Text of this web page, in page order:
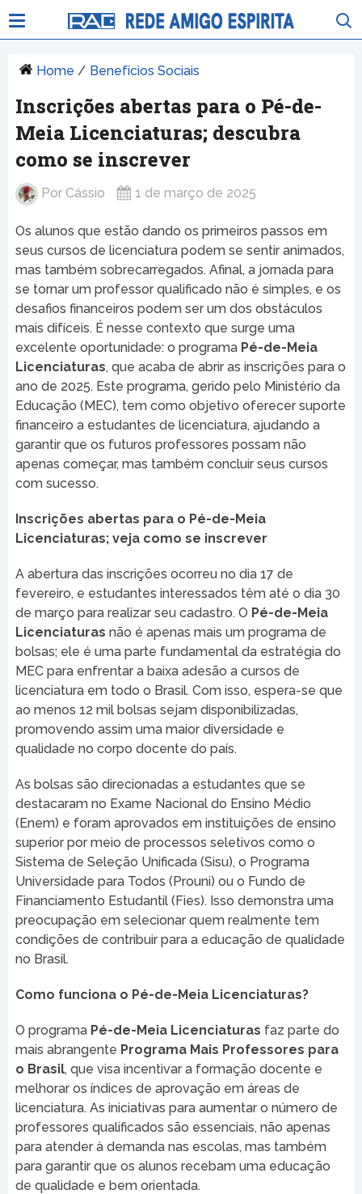
Home / Benefícios Sociais
Inscrições abertas para o Pé-de-
Meia Licenciaturas; descubra
como se inscrever
Por Cássio 1 de março de 2025
Os alunos que estão dando os primeiros passos em
seus cursos de licenciatura podem se sentir animados,
mas também sobrecarregados. Afinal, a jornada para
se tornar um professor qualificado não é simples, e os
desafios financeiros podem ser um dos obstáculos
mais difíceis. É nesse contexto que surge uma
excelente oportunidade: o programa Pé-de-Meia
Licenciaturas, que acaba de abrir as inscrições para o
ano de 2025. Este programa, gerido pelo Ministério da
Educação (MEC), tem como objetivo oferecer suporte
financeiro a estudantes de licenciatura, ajudando a
garantir que os futuros professores possam não
apenas começar, mas também concluir seus cursos
com sucesso.
Inscrições abertas para o Pé-de-Meia
Licenciaturas; veja como se inscrever
A abertura das inscrições ocorreu no dia 17 de
fevereiro, e estudantes interessados têm até o dia 30
de março para realizar seu cadastro. O Pé-de-Meia
Licenciaturas não é apenas mais um programa de
bolsas; ele é uma parte fundamental da estratégia do
MEC para enfrentar a baixa adesão a cursos de
licenciatura em todo o Brasil. Com isso, espera-se que
ao menos 12 mil bolsas sejam disponibilizadas,
promovendo assim uma maior diversidade e
qualidade no corpo docente do país.
As bolsas são direcionadas a estudantes que se
destacaram no Exame Nacional do Ensino Médio
(Enem) e foram aprovados em instituições de ensino
superior por meio de processos seletivos como o
Sistema de Seleção Unificada (Sisu), o Programa
Universidade para Todos (Prouni) ou o Fundo de
Financiamento Estudantil (Fies). Isso demonstra uma
preocupação em selecionar quem realmente tem
condições de contribuir para a educação de qualidade
no Brasil.
Como funciona o Pé-de-Meia Licenciaturas?
O programa Pé-de-Meia Licenciaturas faz parte do
mais abrangente Programa Mais Professores para
o Brasil, que visa incentivar a formação docente e
melhorar os índices de aprovação em áreas de
licenciatura. As iniciativas para aumentar o número de
professores qualificados são essenciais, não apenas
para atender à demanda nas escolas, mas também
para garantir que os alunos recebam uma educação
de qualidade e bem orientada.